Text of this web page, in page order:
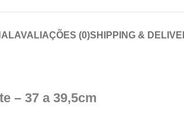
AVALIAÇÕES (0)SHIPPING &
– 37 a 39,5cm